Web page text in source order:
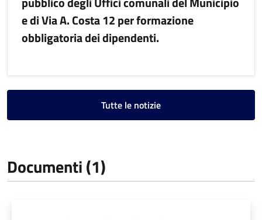
e di Via A. Costa 12 per formazione
obbligatoria dei dipendenti.
Tutte le notizie
Documenti (1)